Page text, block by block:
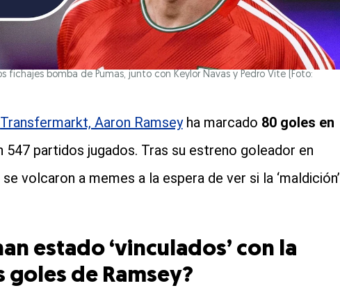
fichajes bomba de Pumas, junto con Keylor Navas y Pedro Vite (Foto:
Transfermarkt, Aaron Ramseyha marcado 80 goles en
547 partidos jugados. Tras su estreno goleador en
volcaron a memes a la espera de ver si la ‘maldición’
estado ‘vinculados’ con la
goles de Ramsey?